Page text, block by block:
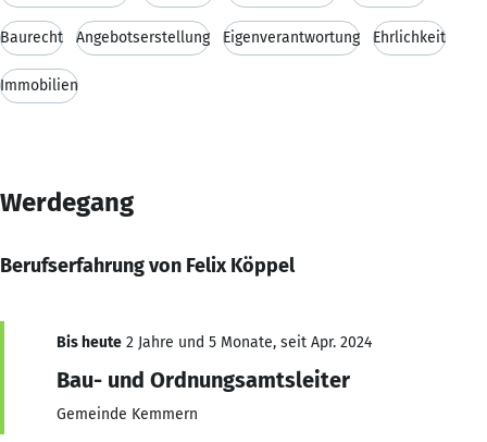
Baurecht Angebotserstellung Eigenverantwortung Ehrlichkeit
Immobilien
Werdegang
Berufserfahrung von Felix Köppel
Bis heute 2 Jahre und 5 Monate, seit Apr. 2024
Bau- und Ordnungsamtsleiter
Gemeinde Kemmern